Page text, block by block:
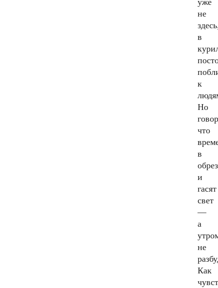
уже
не
в
к
Но
что
в
и
гасят
свет
—
а
не
Как